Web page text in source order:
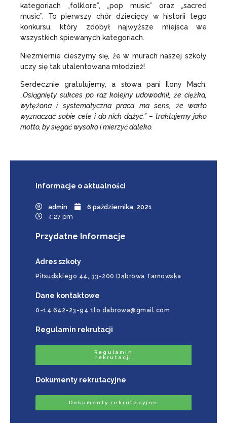
kategoriach „folklore”, „pop music” oraz „sacred
music”. To pierwszy chór dziecięcy w historii tego
konkursu, który zdobył najwyższe miejsca we
wszystkich śpiewanych kategoriach.
Niezmiernie cieszymy się, że w murach naszej szkoły
uczy się tak utalentowana młodzież!
Serdecznie gratulujemy, a słowa pani Ilony Mach:
„Osiągnięty sukces po raz kolejny udowodnił, że ciężka,
wytężona i systematyczna praca ma sens, że warto
wyznaczać sobie cele i do nich dążyć.” –traktujemy jako
motto, by sięgać wysoko i mierzyć daleko.
Informacje o aktualności
admin
6 października, 2021
4:27 pm
Przydatne Informacje
Adres szkoły
Piłsudskiego 44, 33-200 Dąbrowa Tarnowska
Dane kontaktowe
0-14 642-23-94 1lo.dabrowa@gmail.com
Regulamin rekrutacji
Regulamin
rekrutacji
Dokumenty rekrutacyjne
Dokumenty rekrutacyjne